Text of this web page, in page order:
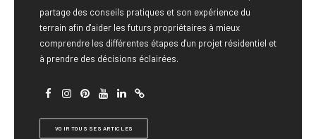
partage des conseils pratiques et son expérience du
terrain afin d'aider les futurs propriétaires à mieux
comprendre les différentes étapes d'un projet résidentiel et
à prendre des décisions éclairées.
VOIR TOUS SES ARTICLES